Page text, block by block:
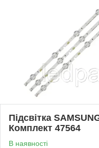
Підсвітка
Комплект 47564
В наявності